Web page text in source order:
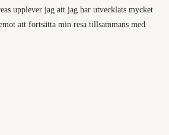
upplever jag att jag har utvecklats mycket
att fortsätta min resa tillsammans med